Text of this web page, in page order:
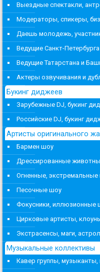
Выездные спектакли,
Модераторы, спикеры,
Даешь молодежь,
Ведущие Санкт-Петербурга
Ведущие Татарстана и
Актеры озвучивания и
Букинг диджеев
Зарубежные DJ, букинг
Российские DJ, букинг
Артисты оригинального
Бармен шоу
Дрессированные
Огненные,
Песочные шоу
Фокусники, иллюзионные
Цирковые артисты,
Экстрасенсы, маги,
Музыкальные коллективы
Кавер группы,